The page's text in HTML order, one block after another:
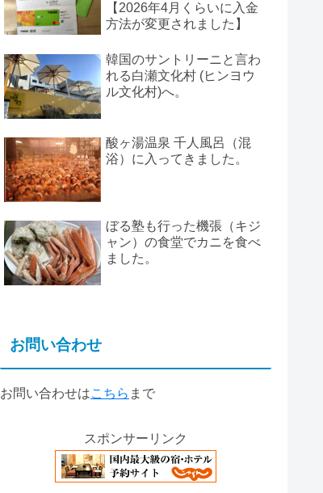
【2026年4月くらいに入金
方法が変更されました】
韓国のサントリーニと言わ
れる白瀬文化村 (ヒンヨウ
ル文化村)へ。
酸ヶ湯温泉 千人風呂（混
浴）に入ってきました。
ぼる塾も行った機張（キジ
ャン）の食堂でカニを食べ
ました。
お問い合わせ
お問い合わせはこちら まで
スポンサーリンク